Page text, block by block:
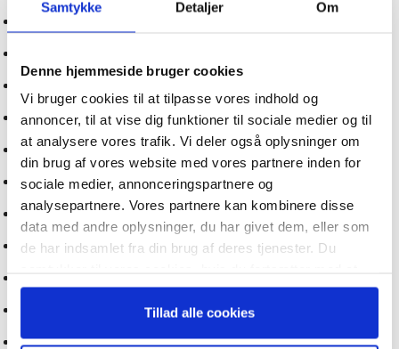
Samtykke Detaljer Om
Denne hjemmeside bruger cookies
Vi bruger cookies til at tilpasse vores indhold og
annoncer, til at vise dig funktioner til sociale medier og til
at analysere vores trafik. Vi deler også oplysninger om
din brug af vores website med vores partnere inden for
sociale medier, annonceringspartnere og
analysepartnere. Vores partnere kan kombinere disse
data med andre oplysninger, du har givet dem, eller som
de har indsamlet fra din brug af deres tjenester. Du
anvende vores hjemmeside.
Tillad alle cookies
Forbered virksomheden på 2020’ernes dagsordener
Hvilken rolle får mennesker i en AI-fremtid?
Guide: Kunstig Intelligens som værktøj
Selvkørende AI bliver den næste store innovation
Guide: Sådan vil AI revolutionere salg og kundepleje
Guide: Topledere bør fokusere på regler og etik omkring AI
CEO-guide: Seks prioriteter ved udvikling af en AI-strategi
Tilmeld dig vores
nyhedsbrev
– og modtag Ole Borchs bog
“Succes i en dansk bestyrelse”
Når du trykker "modtag bogen" bliver du tilmeldt
Bestyrelsesguidens ugentlige nyhedsbrev samt